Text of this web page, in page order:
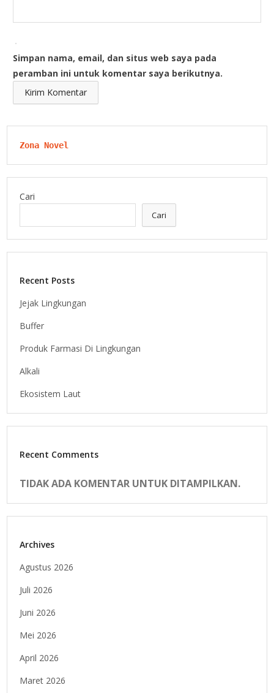
Simpan nama, email, dan situs web saya pada
peramban ini untuk komentar saya berikutnya.
Zona Novel
Cari
Cari
Recent Posts
Jejak Lingkungan
Buffer
Produk Farmasi Di Lingkungan
Alkali
Ekosistem Laut
Recent Comments
TIDAK ADA KOMENTAR UNTUK DITAMPILKAN.
Archives
Agustus 2026
Juli 2026
Juni 2026
Mei 2026
April 2026
Maret 2026